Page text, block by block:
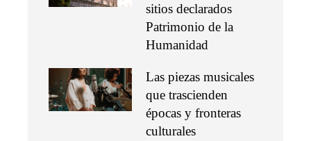
sitios declarados
Patrimonio de la
Humanidad
Las piezas musicales
que trascienden
épocas y fronteras
culturales